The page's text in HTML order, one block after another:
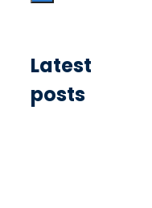
Latest
posts